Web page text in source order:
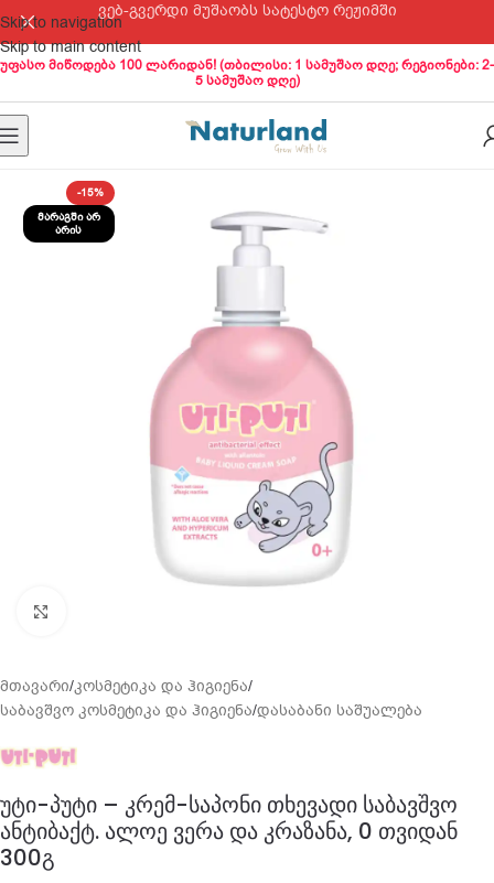
Skip to navigation
Skip to main content
ვებ-გვერდი მუშაობს სატესტო რეჟიმში
უფასო მიწოდება 100 ლარიდან! (თბილისი: 1 სამუშაო დღე; რეგიონები: 2-
5 სამუშაო დღე)
-15%
ᲛᲐᲠᲐᲒᲨᲘ ᲐᲠ
ᲐᲠᲘᲡ
მთავარი/კოსმეტიკა და ჰიგიენა/
საბავშვო კოსმეტიკა და ჰიგიენა/დასაბანი საშუალება
უტი-პუტი – კრემ-საპონი თხევადი საბავშვო
ანტიბაქტ. ალოე ვერა და კრაზანა, 0 თვიდან
300გ